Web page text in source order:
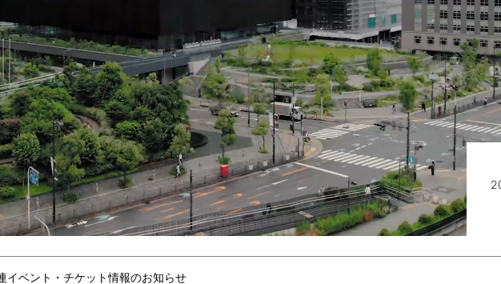
イベント・チケット情報のお知らせ